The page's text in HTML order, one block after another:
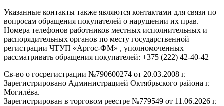
Указанные контакты также являются контактами для связи по
вопросам обращения покупателей о нарушении их прав.
Номера телефонов работников местных исполнительных и
распорядительных органов по месту государственной
регистрации ЧТУП «Аргос-ФМ» , уполномоченных
рассматривать обращения покупателей: +375 (222) 42-40-42
Св-во о госрегистрации №790600274 от 20.03.2008 г.
Зарегистрировано Администрацией Октябрьского района г.
Могилёва.
Зарегистрирован в торговом реестре №779549 от 11.06.2026 г.